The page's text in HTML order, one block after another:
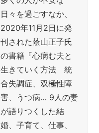
日々を過ごすなか、
2020年11月2日に発
刊された蔭山正子氏
の書籍『心病む夫と
生きていく方法 統
合失調症、双極性障
害、うつ病… 9人の妻
が語りつくした結
婚、子育て、仕事、